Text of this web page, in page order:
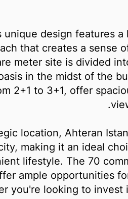
unique design features
that creates a sense
meter site is divided
in the midst of the
2+1 to 3+1, offer
location, Ahteran
making it an ideal
lifestyle. The 70
ample opportunities
you're looking to invest